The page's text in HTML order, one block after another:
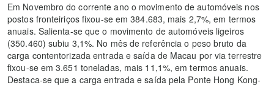
Em Novembro do corrente ano o movimento de automóveis nos
postos fronteiriços fixou-se em 384.683, mais 2,7%, em termos
anuais. Salienta-se que o movimento de automóveis ligeiros
(350.460) subiu 3,1%. No mês de referência o peso bruto da
carga contentorizada entrada e saída de Macau por via terrestre
fixou-se em 3.651 toneladas, mais 11,1%, em termos anuais.
Destaca-se que a carga entrada e saída pela Ponte Hong Kong-